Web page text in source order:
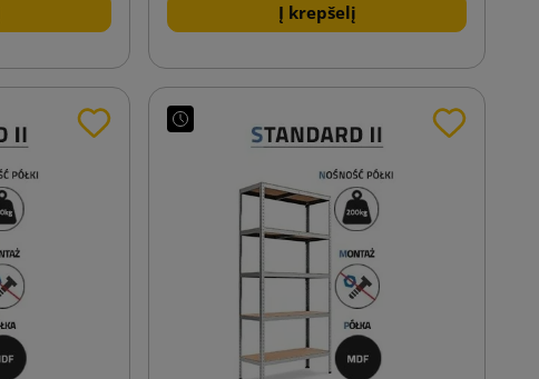
Į krepšelį